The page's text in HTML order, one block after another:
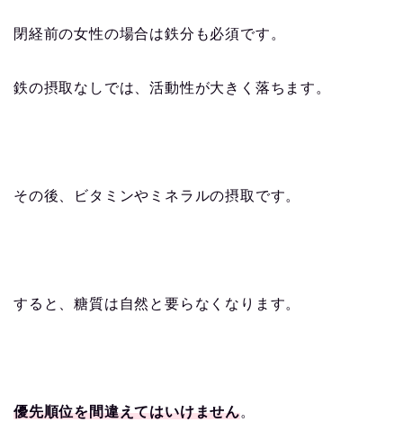
閉経前の女性の場合は鉄分も必須です。
鉄の摂取なしでは、活動性が大きく落ちます。
その後、ビタミンやミネラルの摂取です。
すると、糖質は自然と要らなくなります。
優先順位を間違えてはいけません。